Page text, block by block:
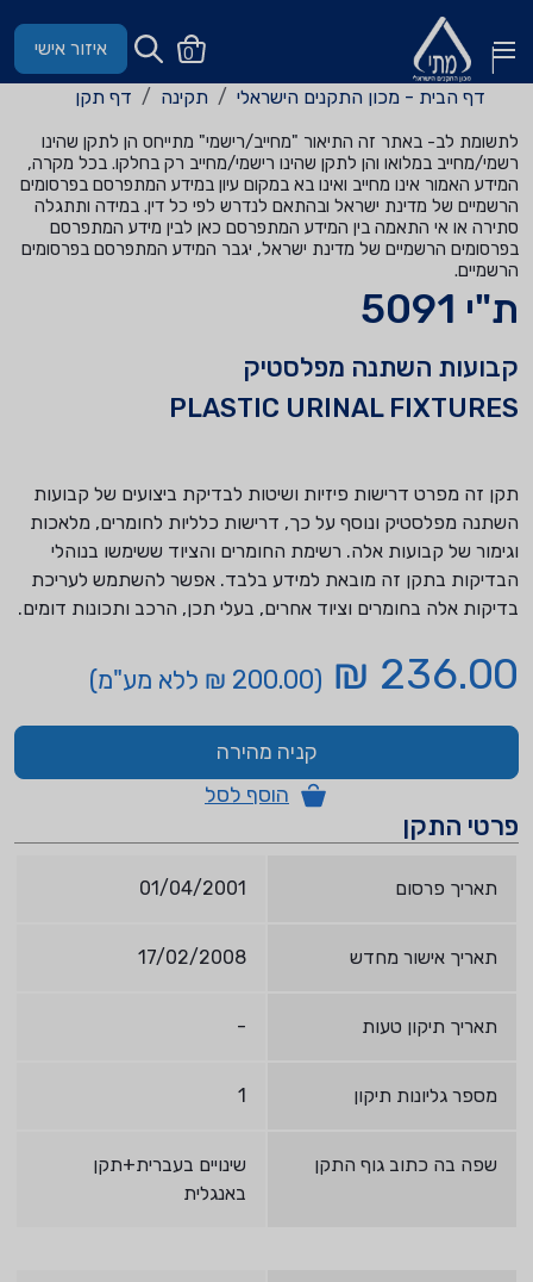
0 איזור אישי
דף הבית - מכון התקנים הישראלי תקינה דף תקן
לתשומת לב- באתר זה התיאור "מחייב/רישמי" מתייחס הן לתקן שהינו
רשמי/מחייב במלואו והן לתקן שהינו רישמי/מחייב רק בחלקו. בכל מקרה,
המידע האמור אינו מחייב ואינו בא במקום עיון במידע המתפרסם בפרסומים
הרשמיים של מדינת ישראל ובהתאם לנדרש לפי כל דין. במידה ותתגלה
סתירה או אי התאמה בין המידע המתפרסם כאן לבין מידע המתפרסם
בפרסומים הרשמיים של מדינת ישראל, יגבר המידע המתפרסם בפרסומים
הרשמיים.
ת"י 5091
קבועות השתנה מפלסטיק
PLASTIC URINAL FIXTURES
תקן זה מפרט דרישות פיזיות ושיטות לבדיקת ביצועים של קבועות
השתנה מפלסטיק ונוסף על כך, דרישות כלליות לחומרים, מלאכות
וגימור של קבועות אלה. רשימת החומרים והציוד ששימשו בנוהלי
הבדיקות בתקן זה מובאת למידע בלבד. אפשר להשתמש לעריכת
בדיקות אלה בחומרים וציוד אחרים, בעלי תכן, הרכב ותכונות דומים.
236.00 ₪ (200.00 ₪ ללא מע"מ)
קניה מהירה
הוסף לסל
פרטי התקן
תאריך פרסום 01/04/2001
תאריך אישור מחדש 17/02/2008
תאריך תיקון טעות -
מספר גליונות תיקון 1
שפה בה כתוב גוף התקן
שינויים בעברית+תקן
באנגלית